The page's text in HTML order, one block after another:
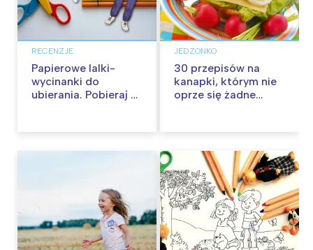
RECENZJE
Papierowe lalki-
wycinanki do
ubierania. Pobieraj za
JEDZONKO
30 przepisów na
kanapki, którym nie
oprze się żadne